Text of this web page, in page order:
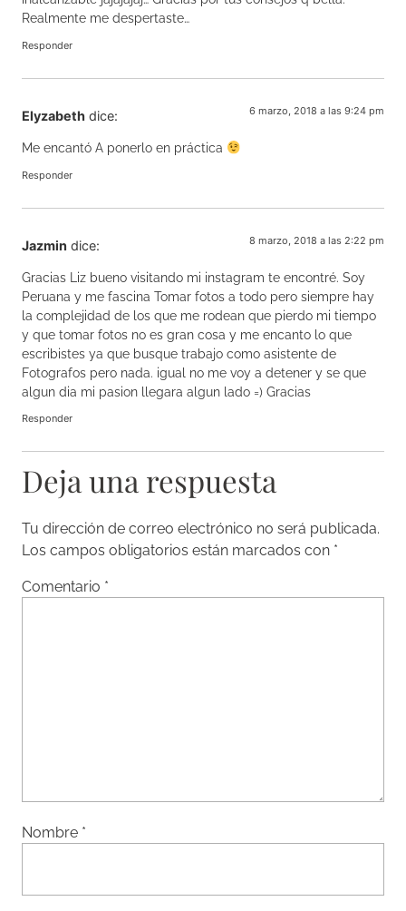
Realmente me despertaste…
Responder
Elyzabeth dice: 6 marzo, 2018 a las 9:24 pm
Me encantó A ponerlo en práctica
Responder
Jazmin dice: 8 marzo, 2018 a las 2:22 pm
Gracias Liz bueno visitando mi instagram te encontré. Soy
Peruana y me fascina Tomar fotos a todo pero siempre hay
la complejidad de los que me rodean que pierdo mi tiempo
y que tomar fotos no es gran cosa y me encanto lo que
escribistes ya que busque trabajo como asistente de
Fotografos pero nada. igual no me voy a detener y se que
algun dia mi pasion llegara algun lado =) Gracias
Responder
Deja una respuesta
Tu dirección de correo electrónico no será publicada.
Los campos obligatorios están marcados con *
Comentario *
Nombre *